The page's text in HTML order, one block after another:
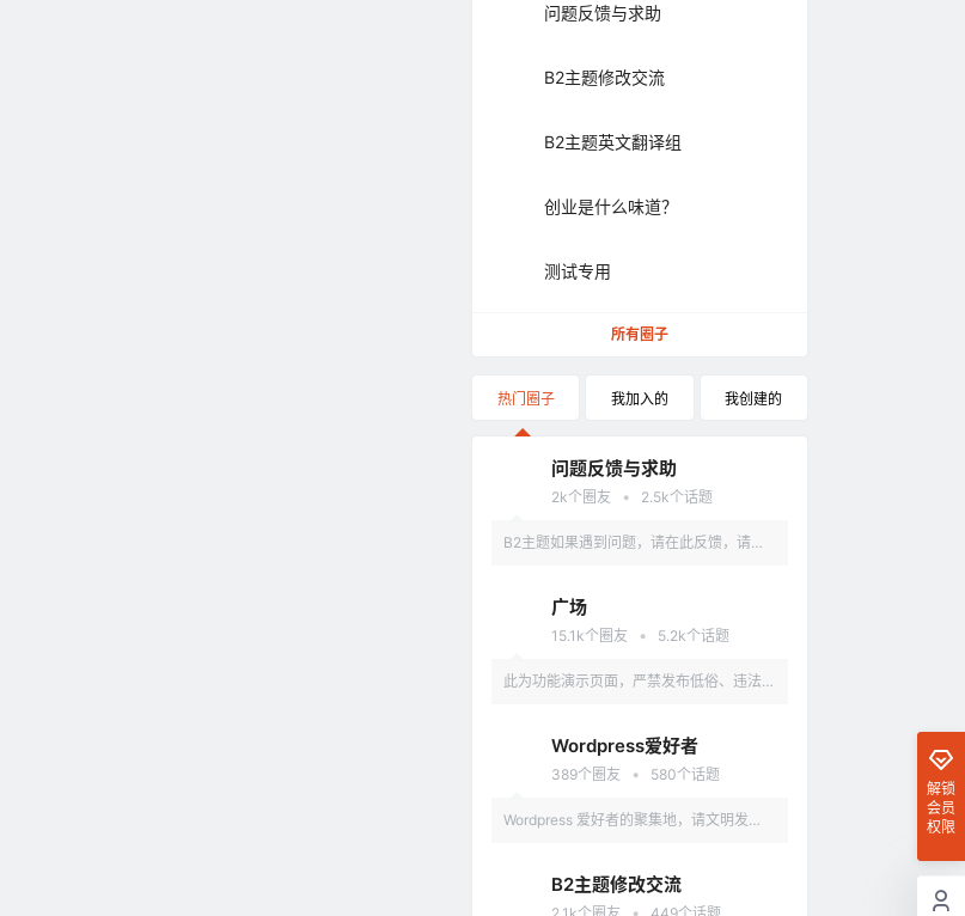
问题反馈与求助
B2主题修改交流
B2主题英文翻译组
创业是什么味道？
测试专用
所有圈子
热门圈子 我加入的 我创建的
问题反馈与求助
2k个圈友 • 2.5k个话题
B2主题如果遇到问题，请在此反馈，请具
广场
15.1k个圈友 • 5.2k个话题
此为功能演示页面，严禁发布低俗、违法、
Wordpress爱好者
389个圈友 • 580个话题
Wordpress 爱好者的聚集地，请文明发
B2主题修改交流
解锁
会员
权限